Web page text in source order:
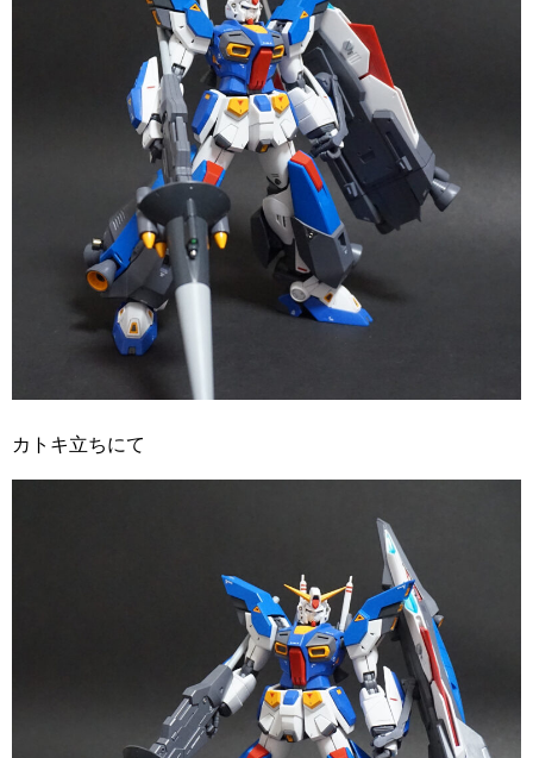
カトキ立ちにて